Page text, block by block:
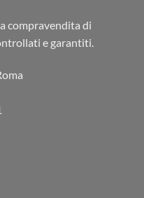
compravendita di
e garantiti.